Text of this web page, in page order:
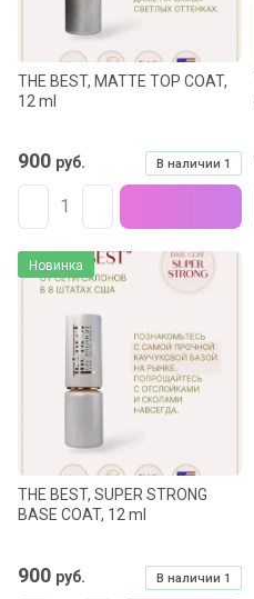
THE BEST, MATTE TOP COAT,
12 ml
В наличии 1
900 руб.
Новинка
THE BEST, SUPER STRONG
BASE COAT, 12 ml
В наличии 1
900 руб.